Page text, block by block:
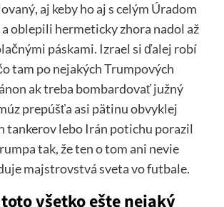
aj keby ho aj s celým Úradom
oblepili hermeticky zhora nadol až
páskami. Izrael si ďalej robí
tam po nejakých Trumpových
ak treba bombardovať južný
prepúšťa asi pätinu obvyklej
tankerov lebo Irán potichu porazil
tak, že ten o tom ani nevie
majstrovstvá sveta vo futbale.
všetko ešte nejaký